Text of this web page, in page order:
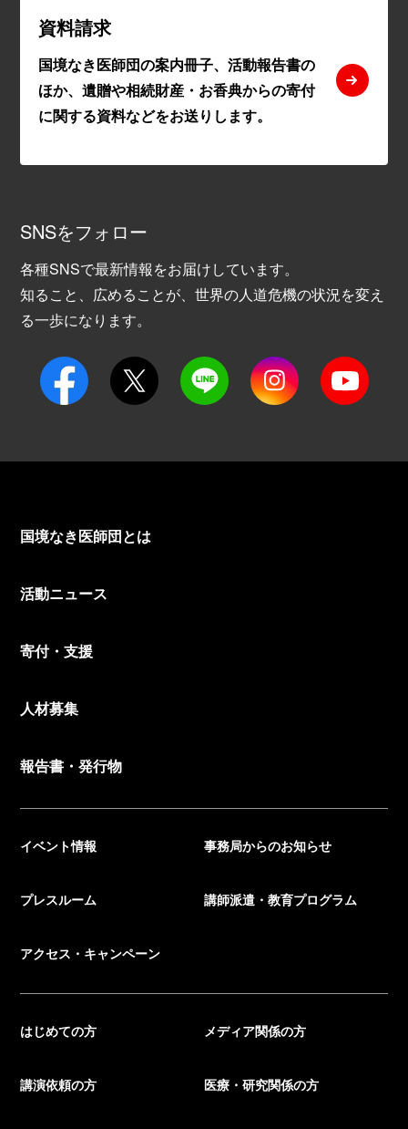
資料請求
国境なき医師団の案内冊子、活動報告書の
ほか、遺贈や相続財産・お香典からの寄付
に関する資料などをお送りします。
SNSをフォロー
各種SNSで最新情報をお届けしています。
知ること、広めることが、世界の人道危機の状況を変え
る一歩になります。
国境なき医師団とは
活動ニュース
寄付・支援
人材募集
報告書・発行物
イベント情報 事務局からのお知らせ
プレスルーム 講師派遣・教育プログラム
アクセス・キャンペーン
はじめての方 メディア関係の方
講演依頼の方 医療・研究関係の方